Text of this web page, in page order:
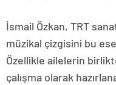
İsmail Özkan, TRT
müzikal çizgisini bu
Özellikle ailelerin
çalışma olarak